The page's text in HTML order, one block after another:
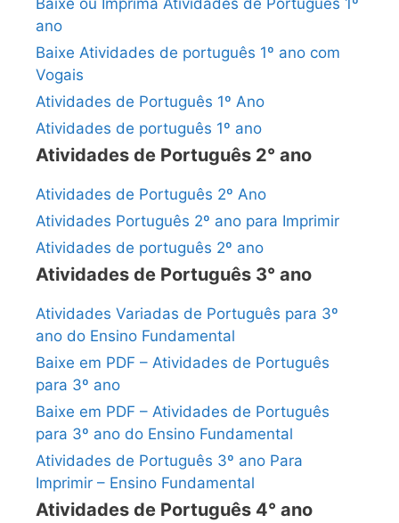
ano
Baixe Atividades de português 1º ano com
Vogais
Atividades de Português 1º Ano
Atividades de português 1º ano
Atividades de Português 2° ano
Atividades de Português 2º Ano
Atividades Português 2º ano para Imprimir
Atividades de português 2º ano
Atividades de Português 3° ano
Atividades Variadas de Português para 3º
ano do Ensino Fundamental
Baixe em PDF – Atividades de Português
para 3º ano
Baixe em PDF – Atividades de Português
para 3º ano do Ensino Fundamental
Atividades de Português 3º ano Para
Imprimir – Ensino Fundamental
Atividades de Português 4° ano